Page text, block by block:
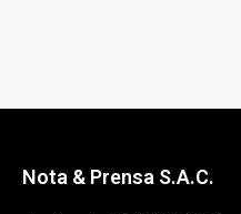
Nota & Prensa S.A.C.